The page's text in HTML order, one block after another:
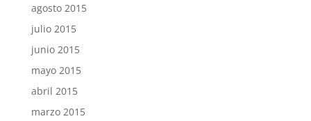
agosto 2015
julio 2015
junio 2015
mayo 2015
abril 2015
marzo 2015